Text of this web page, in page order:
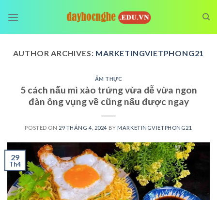
AUTHOR ARCHIVES: MARKETINGVIETPHONG21
ẨM THỰC
5 cách nấu mì xào trứng vừa dễ vừa ngon
đàn ông vụng về cũng nấu được ngay
POSTED ON 29 THÁNG 4, 2024 BY MARKETINGVIETPHONG21
29
Th4